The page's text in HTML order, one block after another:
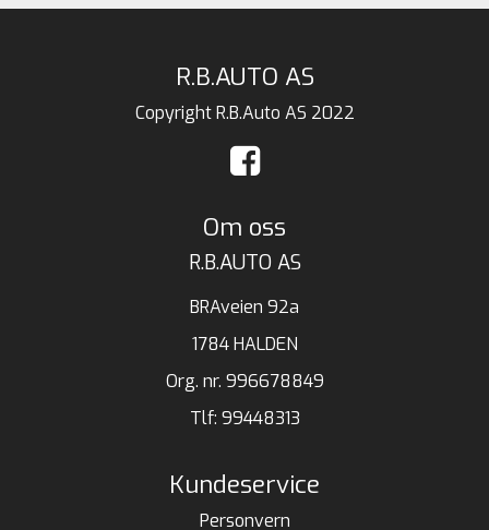
R.B.AUTO AS
Copyright R.B.Auto AS 2022
Om oss
R.B.AUTO AS
BRAveien 92a
1784 HALDEN
Org. nr. 996678849
Tlf: 99448313
Kundeservice
Personvern